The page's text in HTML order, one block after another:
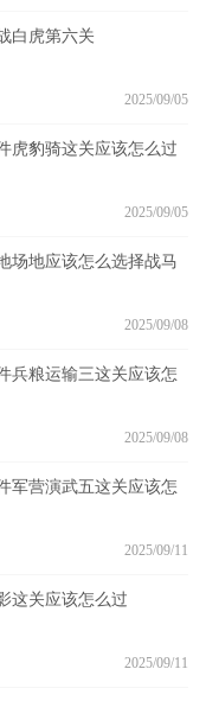
白虎第六关
2025/09/05
虎豹骑这关应该怎么过
2025/09/05
场地应该怎么选择战马
2025/09/08
兵粮运输三这关应该怎
2025/09/08
军营演武五这关应该怎
2025/09/11
这关应该怎么过
2025/09/11